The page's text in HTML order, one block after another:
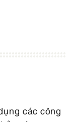
các công